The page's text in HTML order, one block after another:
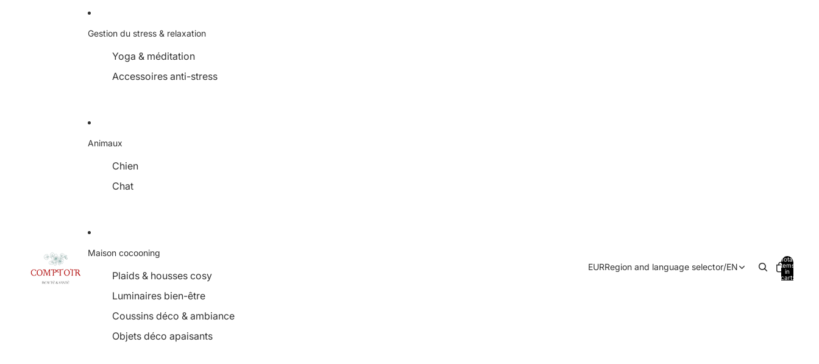
Gestion du stress & relaxation
Yoga & méditation
Accessoires anti-stress
Animaux
Chien
Chat
Maison cocooning
Plaids & housses cosy
Luminaires bien-être
Coussins déco & ambiance
Objets déco apaisants
EURRegion and language selector/EN
Total
items
in
cart: